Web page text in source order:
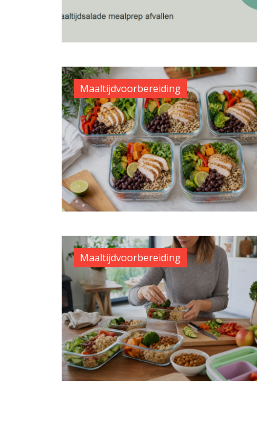
Maaltijdvoorbereiding
Maaltijdvoorbereiding